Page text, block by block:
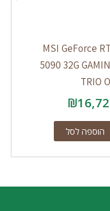
MSI GeForce
5090 32G
TRIO
₪
הוספה לסל